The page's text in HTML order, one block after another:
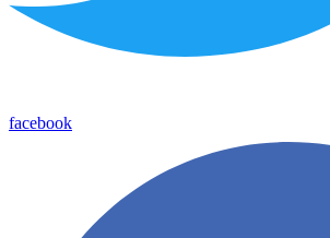
facebook